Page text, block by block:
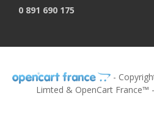
0 891 690 175
-
Limted & OpenCart France™